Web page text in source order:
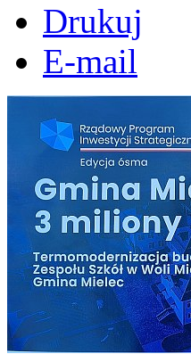
Drukuj
E-mail